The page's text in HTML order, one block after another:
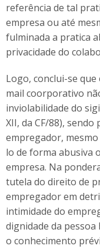
referência de tal
empresa ou até
fulminada a pratica
privacidade do
Logo, conclui-se
mail coorporativo
inviolabilidade do
XII, da CF/88),
empregador,
lo de forma abusiva
empresa. Na
tutela do direito de
empregador em
intimidade do
dignidade da pessoa
o conhecimento